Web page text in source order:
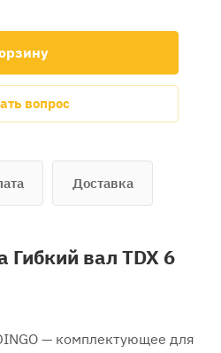
вопрос
Доставка
Гибкий вал TDX 6
— комплектующее для